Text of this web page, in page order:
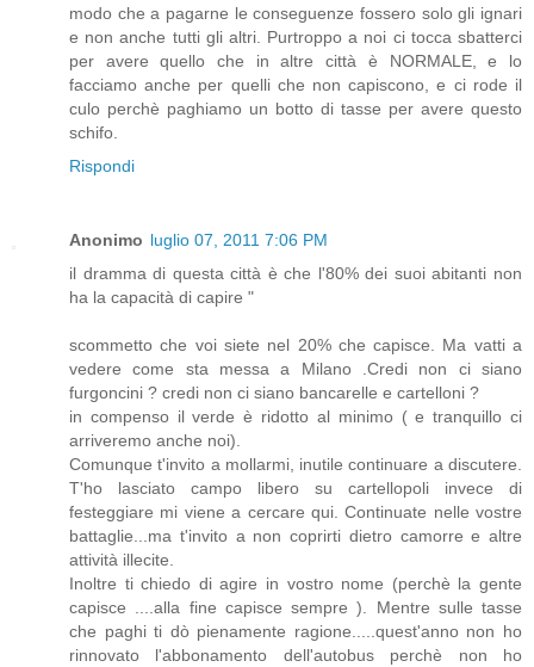
modo che a pagarne le conseguenze fossero solo gli ignari
e non anche tutti gli altri. Purtroppo a noi ci tocca sbatterci
per avere quello che in altre città è NORMALE, e lo
facciamo anche per quelli che non capiscono, e ci rode il
culo perchè paghiamo un botto di tasse per avere questo
schifo.
Rispondi
Anonimo luglio 07, 2011 7:06 PM
il dramma di questa città è che l'80% dei suoi abitanti non
ha la capacità di capire "
scommetto che voi siete nel 20% che capisce. Ma vatti a
vedere come sta messa a Milano .Credi non ci siano
furgoncini ? credi non ci siano bancarelle e cartelloni ?
in compenso il verde è ridotto al minimo ( e tranquillo ci
arriveremo anche noi).
Comunque t'invito a mollarmi, inutile continuare a discutere.
T'ho lasciato campo libero su cartellopoli invece di
festeggiare mi viene a cercare qui. Continuate nelle vostre
battaglie...ma t'invito a non coprirti dietro camorre e altre
attività illecite.
Inoltre ti chiedo di agire in vostro nome (perchè la gente
capisce ....alla fine capisce sempre ). Mentre sulle tasse
che paghi ti dò pienamente ragione.....quest'anno non ho
rinnovato l'abbonamento dell'autobus perchè non ho